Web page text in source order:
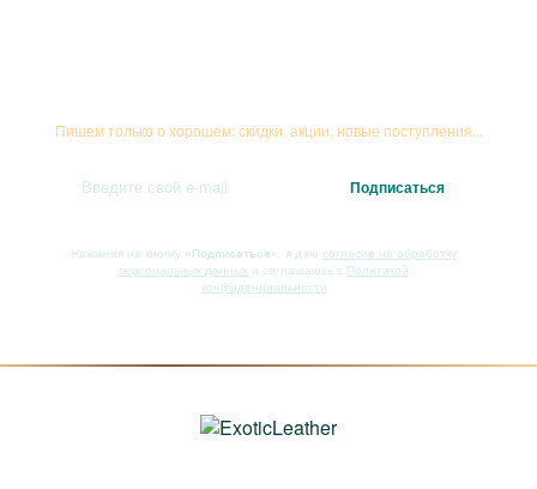
Пишем только о хорошем: скидки, акции, новые поступления...
Нажимая на кнопку «Подписаться» , я даю согласие на обработку
персональных данных и соглашаюсь с Политикой
конфиденциальности